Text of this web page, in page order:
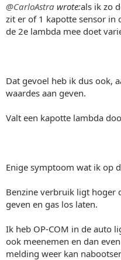
@CarloAstra wrote:als ik zo
zit er of 1 kapotte sensor in
de 2e lambda mee doet
Dat gevoel heb ik dus ook,
waardes aan geven.
Valt een kapotte lambda
Enige symptoom wat ik op
Benzine verbruik ligt hoger
geven en gas los laten.
Ik heb OP-COM in de auto
ook meenemen en dan
melding weer kan